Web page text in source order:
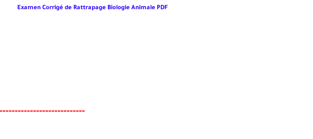
Examen Corrigé de Rattrapage Biologie Animale PDF
-